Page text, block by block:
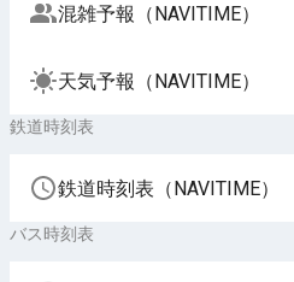
混雑予報（NAVITIME）
天気予報（NAVITIME）
鉄道時刻表
鉄道時刻表（NAVITIME）
バス時刻表